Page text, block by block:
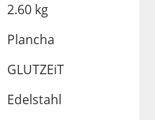
2.60 kg
Plancha
GLUTZEiT
Edelstahl